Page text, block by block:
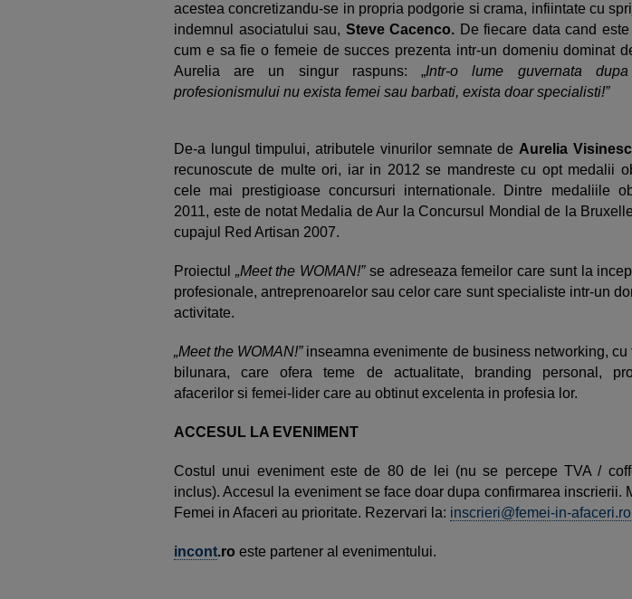
acestea concretizandu-se in propria podgorie si crama, infiintate cu
indemnul asociatului sau, Steve Cacenco. De fiecare data cand
cum e sa fie o femeie de succes prezenta intr-un domeniu dominat
Aurelia are un singur raspuns: „Intr-o lume guvernata
profesionismului nu exista femei sau barbati, exista doar specialisti!”
De-a lungul timpului, atributele vinurilor semnate de Aurelia
recunoscute de multe ori, iar in 2012 se mandreste cu opt medalii
cele mai prestigioase concursuri internationale. Dintre medaliile
2011, este de notat Medalia de Aur la Concursul Mondial de la
cupajul Red Artisan 2007.
Proiectul „Meet the WOMAN!”se adreseaza femeilor care sunt la
profesionale, antreprenoarelor sau celor care sunt specialiste intr-un
activitate.
„Meet the WOMAN!” inseamna evenimente de business networking, cu
bilunara, care ofera teme de actualitate, branding personal,
afacerilor si femei-lider care au obtinut excelenta in profesia lor.
ACCESUL LA EVENIMENT
Costul unui eveniment este de 80 de lei (nu se percepe TVA /
inclus). Accesul la eveniment se face doar dupa confirmarea inscrierii.
Femei in Afaceri au prioritate. Rezervari la: inscrieri@femei-in-afaceri.ro
incont.ro este partener al evenimentului.